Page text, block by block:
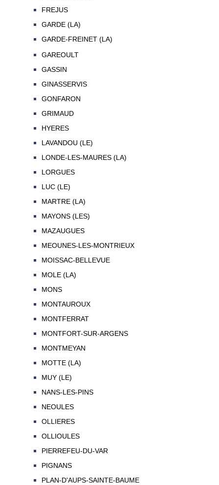
FREJUS
GARDE (LA)
GARDE-FREINET (LA)
GAREOULT
GASSIN
GINASSERVIS
GONFARON
GRIMAUD
HYERES
LAVANDOU (LE)
LONDE-LES-MAURES (LA)
LORGUES
LUC (LE)
MARTRE (LA)
MAYONS (LES)
MAZAUGUES
MEOUNES-LES-MONTRIEUX
MOISSAC-BELLEVUE
MOLE (LA)
MONS
MONTAUROUX
MONTFERRAT
MONTFORT-SUR-ARGENS
MONTMEYAN
MOTTE (LA)
MUY (LE)
NANS-LES-PINS
NEOULES
OLLIERES
OLLIOULES
PIERREFEU-DU-VAR
PIGNANS
PLAN-D'AUPS-SAINTE-BAUME